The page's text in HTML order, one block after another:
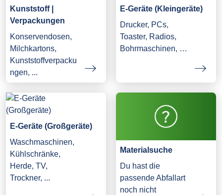
Kunststoff |
Verpackungen
Konservendosen,
Milchkartons,
Kunststoffverpacku
ngen, ...
E-Geräte (Kleingeräte)
Drucker, PCs,
Toaster, Radios,
Bohrmaschinen, …
E-Geräte (Großgeräte)
Waschmaschinen,
Kühlschränke,
Herde, TV,
Trockner, ...
Materialsuche
Du hast die
passende Abfallart
noch nicht